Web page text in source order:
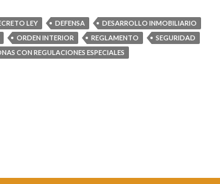
LEY DEFENSA
DESARROLLO INMOBILIARIO
ORDEN INTERIOR REGLAMENTO
SEGURIDAD
CON REGULACIONES ESPECIALES